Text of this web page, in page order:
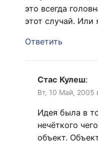
это всегда
этот случай. Или
Ответить
Стас Кулеш:
Вт, 10 Май, 2005
Идея была в
нечёткого
объект.